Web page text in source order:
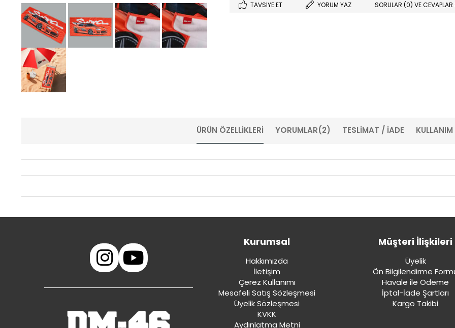
TAVSIYE ET YORUM YAZ SORULAR (0) VE
ÜRÜN ÖZELLIKLERI YORUMLAR(2) TESLİMAT / İADE
Kurumsal
Hakkımızda
İletişim
Çerez Kullanımı
Mesafeli Satış Sözleşmesi
Üyelik Sözleşmesi
KVKK
Aydınlatma Metni
Müşteri İlişkileri
Üyelik
Ön Bilgilendirme
Havale ile Ödeme
İptal-İade Şartları
Kargo Takibi